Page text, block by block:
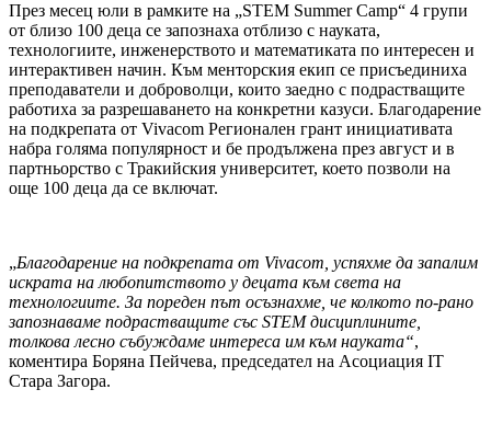
През месец юли в рамките на „STEM Summer Camp“ 4 групи
от близо 100 деца се запознаха отблизо с науката,
технологиите, инженерството и математиката по интересен и
интерактивен начин. Към менторския екип се присъединиха
преподаватели и доброволци, които заедно с подрастващите
работиха за разрешаването на конкретни казуси. Благодарение
на подкрепата от Vivacom Регионален грант инициативата
набра голяма популярност и бе продължена през август и в
партньорство с Тракийския университет, което позволи на
още 100 деца да се включат.
„Благодарение на подкрепата от Vivacom, успяхме да запалим
искрата на любопитството у децата към света на
технологиите. За пореден път осъзнахме, че колкото по-рано
запознаваме подрастващите със STEMдисциплините,
толкова лесно събуждаме интереса им към науката“,
коментира Боряна Пейчева, председател на Асоциация IT
Стара Загора.